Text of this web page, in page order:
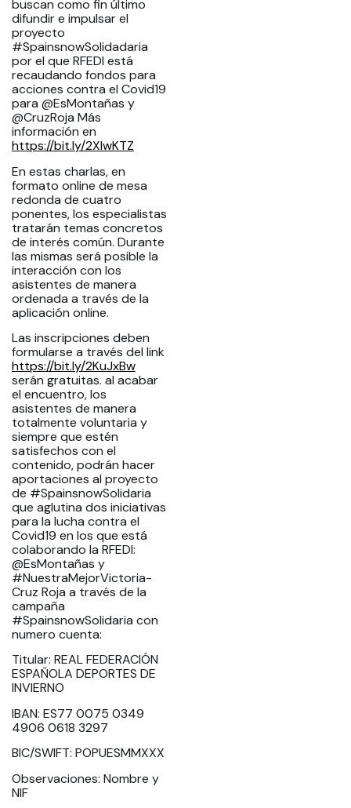
buscan como fin último
difundir e impulsar el
proyecto
#SpainsnowSolidadaria
por el que RFEDI está
recaudando fondos para
acciones contra el Covid19
para @EsMontañas y
@CruzRoja Más
información en
https://bit.ly/2XIwKTZ
En estas charlas, en
formato online de mesa
redonda de cuatro
ponentes, los especialistas
tratarán temas concretos
de interés común. Durante
las mismas será posible la
interacción con los
asistentes de manera
ordenada a través de la
aplicación online.
Las inscripciones deben
formularse a través del link
https://bit.ly/2KuJxBw
serán gratuitas. al acabar
el encuentro, los
asistentes de manera
totalmente voluntaria y
siempre que estén
satisfechos con el
contenido, podrán hacer
aportaciones al proyecto
de #SpainsnowSolidaria
que aglutina dos iniciativas
para la lucha contra el
Covid19 en los que está
colaborando la RFEDI:
@EsMontañas y
#NuestraMejorVictoria-
Cruz Roja a través de la
campaña
#SpainsnowSolidaria con
numero cuenta:
Titular: REAL FEDERACIÓN
ESPAÑOLA DEPORTES DE
INVIERNO
IBAN: ES77 0075 0349
4906 0618 3297
BIC/SWIFT: POPUESMMXXX
Observaciones: Nombre y
NIF